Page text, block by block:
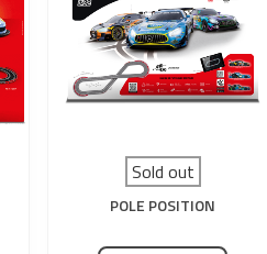
Sold out
POLE POSITION